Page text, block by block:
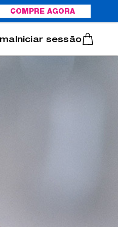
COMPRE AGORA
Português
Iniciar sessão